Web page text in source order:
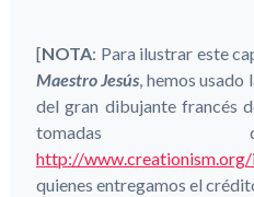
[NOTA: Para ilustrar este
Maestro Jesús, hemos usado
del gran dibujante francés
http://
quienes entregamos el